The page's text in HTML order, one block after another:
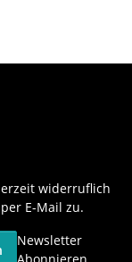
widerruflich
E-Mail zu.
Newsletter